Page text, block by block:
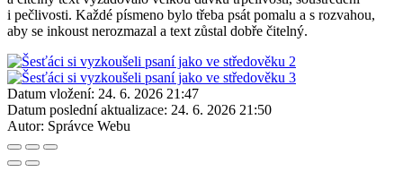
i pečlivosti. Každé písmeno bylo třeba psát pomalu a s rozvahou,
aby se inkoust nerozmazal a text zůstal dobře čitelný.
Datum vložení: 24. 6. 2026 21:47
Datum poslední aktualizace: 24. 6. 2026 21:50
Autor: Správce Webu